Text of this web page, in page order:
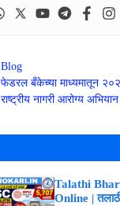
Categories
Blog
फेडरल बँकेच्या माध्यमातून
राष्ट्रीय नागरी आरोग्य
Talathi
Online |